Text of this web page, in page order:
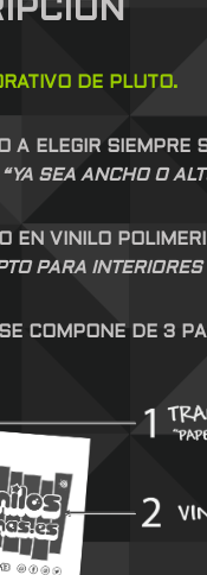
DE PLUTO.
A ELEGIR SIEMPRE
“YA SEA ANCHO O
EN VINILO
PARA
COMPONE DE 3